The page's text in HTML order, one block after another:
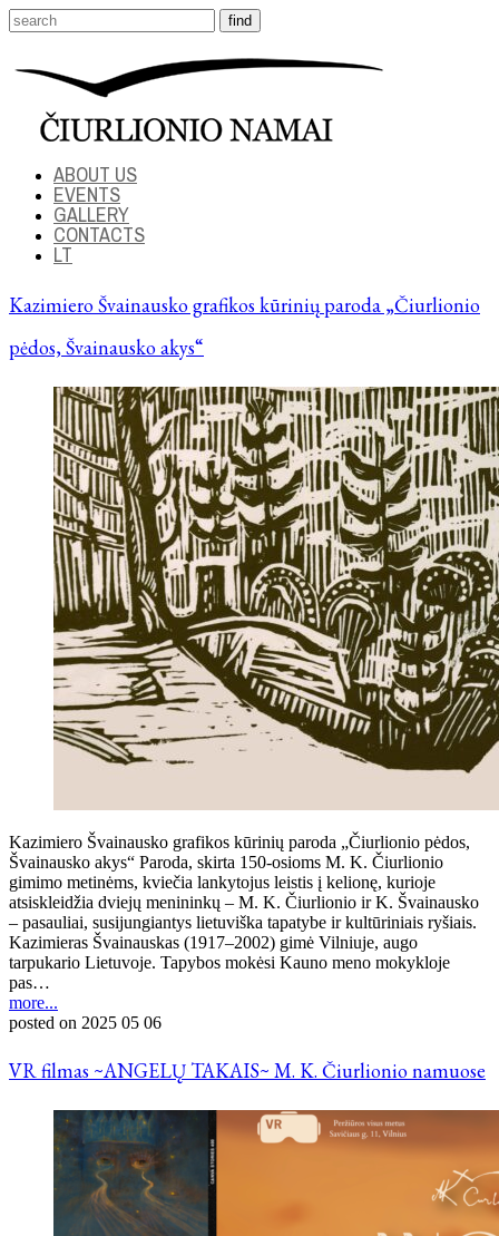
ABOUT US
EVENTS
GALLERY
CONTACTS
LT
Kazimiero Švainausko grafikos kūrinių paroda „Čiurlionio
pėdos, Švainausko akys“
Kazimiero Švainausko grafikos kūrinių paroda „Čiurlionio pėdos,
Švainausko akys“ Paroda, skirta 150-osioms M. K. Čiurlionio
gimimo metinėms, kviečia lankytojus leistis į kelionę, kurioje
atsiskleidžia dviejų menininkų – M. K. Čiurlionio ir K. Švainausko
– pasauliai, susijungiantys lietuviška tapatybe ir kultūriniais ryšiais.
Kazimieras Švainauskas (1917–2002) gimė Vilniuje, augo
tarpukario Lietuvoje. Tapybos mokėsi Kauno meno mokykloje
pas…
more...
posted on 2025 05 06
VR filmas ~ANGELŲ TAKAIS~ M. K. Čiurlionio namuose